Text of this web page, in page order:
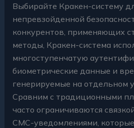
Выбирайте Кракен-систему
непревзойденной
конкурентов, применяющих
методы, Кракен-система
многоступенчатую
биометрические данные и
генерируемые на отдельном
Сравним с традиционными
часто ограничиваются
СМС-уведомлениями, которые